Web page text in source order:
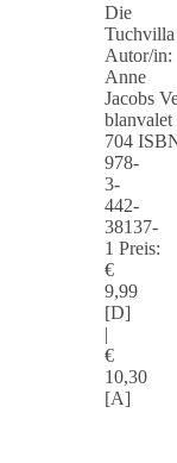
Die
Tuchvilla
Autor/in:
Anne
Jacobs
blanvalet
704
978-
3-
442-
38137-
1 Preis:
€
9,99
[D]
|
€
10,30
[A]